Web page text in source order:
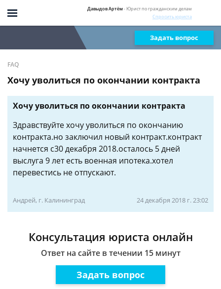
Давыдов Артём- Юрист по гражданским делам
Спросить юриста
Задать вопрос
FAQ
Хочу уволиться по окончании контракта
Хочу уволиться по окончании контракта
Здравствуйте хочу уволиться по окончанию
контракта.но заключил новый контракт.контракт
начнется с30 декабря 2018.осталось 5 дней
выслуга 9 лет есть военная ипотека.хотел
перевестись не отпускают.
Андрей, г. Калининград 24 декабря 2018 г. 23:02
Консультация юриста онлайн
Ответ на сайте в течении 15 минут
Задать вопрос